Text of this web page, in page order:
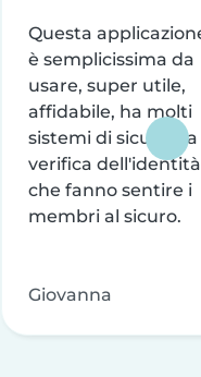
Questa
è semplicissima da
usare, super utile,
affidabile, ha molti
sistemi di sicurezza
verifica dell'identità
che fanno sentire i
membri al sicuro.
Giovanna